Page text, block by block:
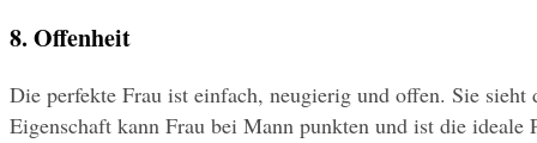
8. Offenheit
Die perfekte Frau ist einfach, neugierig und offen. Sie
Eigenschaft kann Frau bei Mann punkten und ist die ideale